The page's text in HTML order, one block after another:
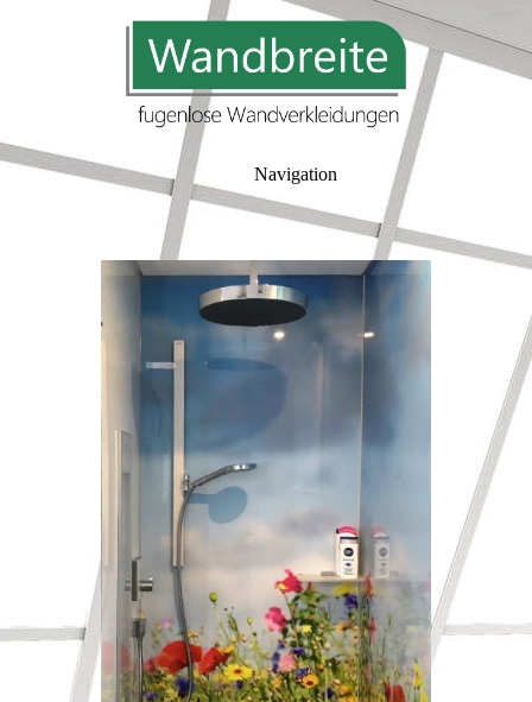
Navigation